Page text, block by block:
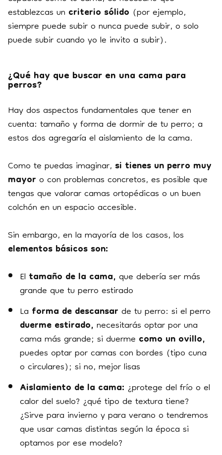
establezcas uncriterio sólido (por ejemplo,
siempre puede subir o nunca puede subir, o solo
puede subir cuando yo le invito a subir).
¿Qué hay que buscar en una cama para
perros?
Hay dos aspectos fundamentales que tener en
cuenta: tamaño y forma de dormir de tu perro; a
estos dos agregaría el aislamiento de la cama.
Como te puedas imaginar,si tienes un perro muy
mayoro con problemas concretos, es posible que
tengas que valorar camas ortopédicas o un buen
colchón en un espacio accesible.
Sin embargo, en la mayoría de los casos, los
elementos básicos son:
Eltamaño de la cama,que debería ser más
grande que tu perro estirado
Laforma de descansarde tu perro: si el perro
duerme estirado,necesitarás optar por una
cama más grande; si duermecomo un ovillo,
puedes optar por camas con bordes (tipo cuna
o circulares); si no, mejor lisas
Aislamiento de la cama:¿protege del frío o el
calor del suelo? ¿qué tipo de textura tiene?
¿Sirve para invierno y para verano o tendremos
que usar camas distintas según la época si
optamos por ese modelo?